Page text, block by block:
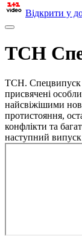
Відкрити у
ТСН
ТСН. Спецвипуск
присвячені
найсвіжішими
протистояння,
конфлікти та
наступний